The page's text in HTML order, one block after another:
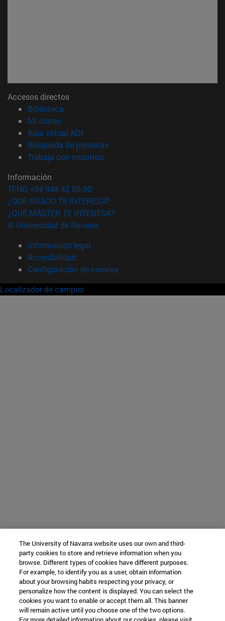
Accesos directos
Biblioteca
Mi correo(abre en nueva ventana)
Aula virtual ADI
Búsqueda de personas(abre en nueva ventana)
Trabaja con nosotros(abre en nueva ventana)
Información
TFNO +34 948 42 56 00
¿QUÉ GRADO TE INTERESA?
¿QUÉ MÁSTER TE INTERESA?
© Universidad de Navarra
Información legal
Accesibilidad
Configuración de cookies
Localizador de campus
The University of Navarra website uses our own and third-
party cookies to store and retrieve information when you
browse. Different types of cookies have different purposes.
For example, to identify you as a user, obtain information
about your browsing habits respecting your privacy, or
personalize how the content is displayed. You can select the
cookies you want to enable or accept them all. This banner
will remain active until you choose one of the two options.